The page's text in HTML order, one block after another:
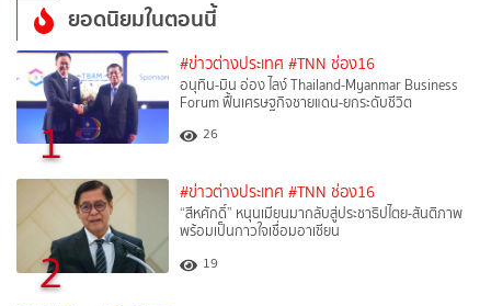
ยอดนิยมในตอนนี้
1
#ข่าวต่างประเทศ #TNN ช่อง16
อนุทิน-มิน อ่อง ไลง์ Thailand-Myanmar Business
Forum ฟื้นเศรษฐกิจชายแดน-ยกระดับชีวิต
26
2
#ข่าวต่างประเทศ #TNN ช่อง16
“สีหศักดิ์”​ หนุนเมียนมากลับสู่ประชาธิปไตย-สันติภาพ
พร้อมเป็นกาวใจเชื่อมอาเซียน
19